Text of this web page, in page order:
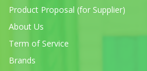
Product Proposal (for Supplier)
About Us
Term of Service
Brands